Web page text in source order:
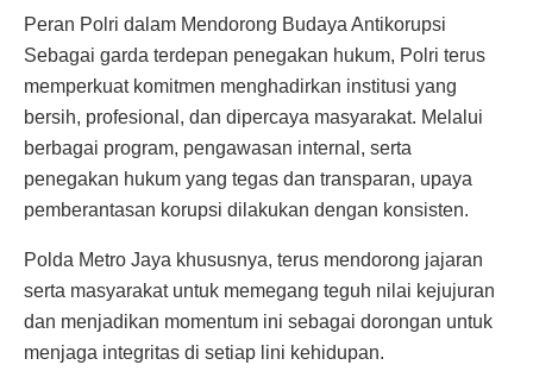
Peran Polri dalam Mendorong Budaya Antikorupsi
Sebagai garda terdepan penegakan hukum, Polri terus
memperkuat komitmen menghadirkan institusi yang
bersih, profesional, dan dipercaya masyarakat. Melalui
berbagai program, pengawasan internal, serta
penegakan hukum yang tegas dan transparan, upaya
pemberantasan korupsi dilakukan dengan konsisten.
Polda Metro Jaya khususnya, terus mendorong jajaran
serta masyarakat untuk memegang teguh nilai kejujuran
dan menjadikan momentum ini sebagai dorongan untuk
menjaga integritas di setiap lini kehidupan.